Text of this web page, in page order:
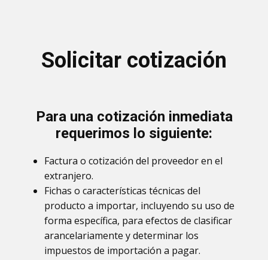
Solicitar cotización
Para una cotización inmediata
requerimos lo siguiente:
Factura o cotización del proveedor en el
extranjero.
Fichas o características técnicas del
producto a importar, incluyendo su uso de
forma específica, para efectos de clasificar
arancelariamente y determinar los
impuestos de importación a pagar.